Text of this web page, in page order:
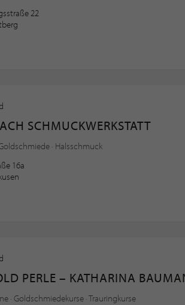
22
SCHMUCKWERKSTATT
· Halsschmuck
16a
PERLE – KATHARINA
· Goldschmiedekurse · Trauringkurse